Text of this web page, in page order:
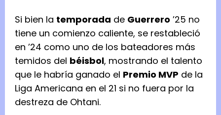
Si bien la temporada de Guerrero ’25 no
tiene un comienzo caliente, se restableció
en ’24 como uno de los bateadores más
temidos del béisbol, mostrando el talento
que le habría ganado el Premio MVP de la
Liga Americana en el 21 si no fuera por la
destreza de Ohtani.